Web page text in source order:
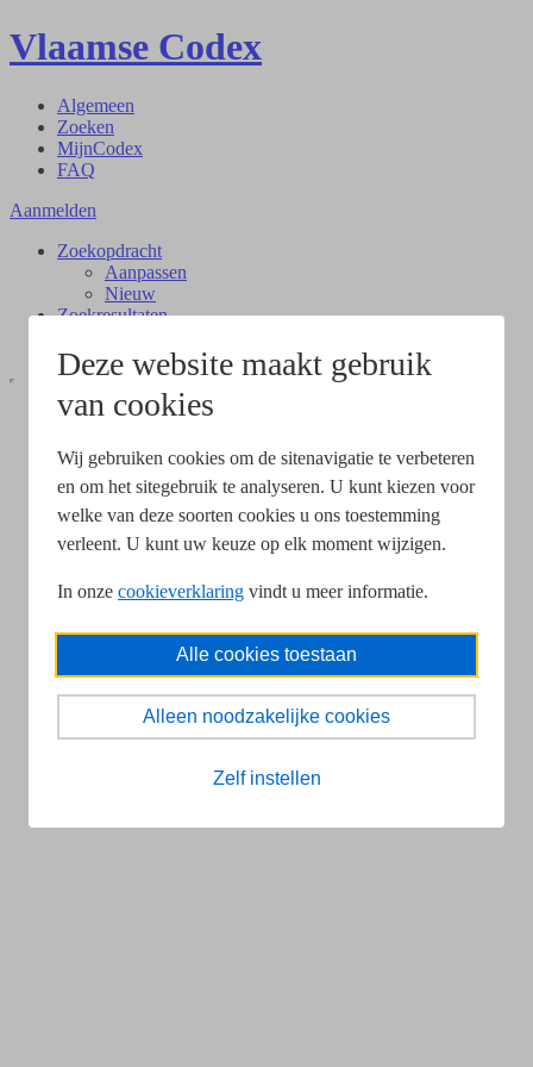
Deze website maakt gebruik
van cookies
Wij gebruiken cookies om de sitenavigatie te verbeteren
en om het sitegebruik te analyseren. U kunt kiezen voor
welke van deze soorten cookies u ons toestemming
verleent. U kunt uw keuze op elk moment wijzigen.
In onze cookieverklaring vindt u meer informatie.
Alle cookies toestaan
Alleen noodzakelijke cookies
Zelf instellen
Vlaamse Codex
Algemeen
Zoeken
MijnCodex
FAQ
Aanmelden
Zoekopdracht
Aanpassen
Nieuw
Zoekresultaten